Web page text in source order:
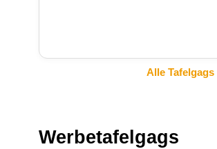
Alle
Werbetafelgags